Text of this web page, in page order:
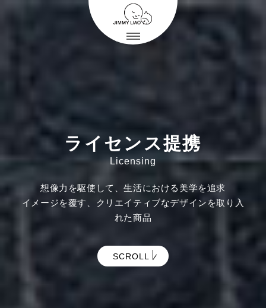
ライセンス提携
Licensing
想像力を駆使して、生活における美学を追求
イメージを覆す、クリエイティブなデザインを取り入
れた商品
SCROLL